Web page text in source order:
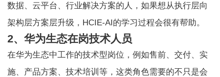
数据、云平台、行业解决方案的人，如果想从执行层向
架构层方案层升级，HCIE-AI的学习过程会很有帮助。
2、华为生态在岗技术人员
在华为生态中工作的技术型岗位，例如售前、交付、实
施、产品方案、技术培训等，这类角色需要的不只是会